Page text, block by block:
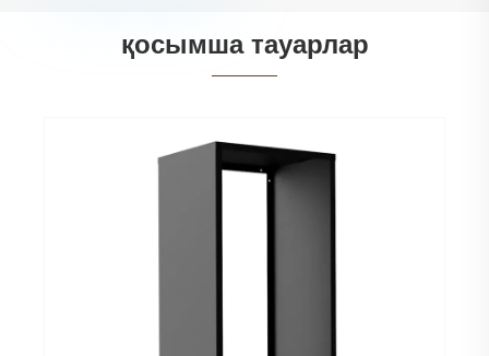
қосымша тауарлар